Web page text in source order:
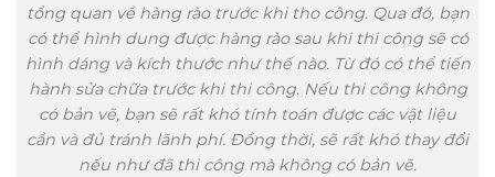
tổng quan về hàng rào trước khi tho công. Qua đó, bạn
có thể hình dung được hàng rào sau khi thi công sẽ có
hình dáng và kích thước như thế nào. Từ đó có thể tiến
hành sửa chữa trước khi thi công. Nếu thi công không
có bản vẽ, bạn sẽ rất khó tính toán được các vật liệu
cần và đủ tránh lãnh phí. Đồng thời, sẽ rất khó thay đổi
nếu như đã thi công mà không có bản vẽ.